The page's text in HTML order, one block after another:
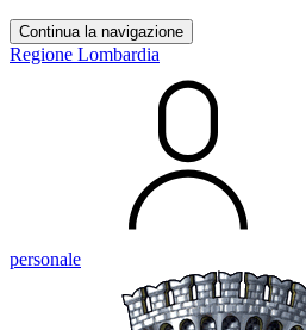
Continua la navigazione
Regione Lombardia
personale